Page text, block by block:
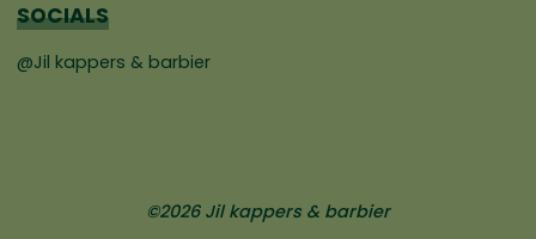
SOCIALS
@Jil kappers & barbier
©2026 Jil kappers & barbier